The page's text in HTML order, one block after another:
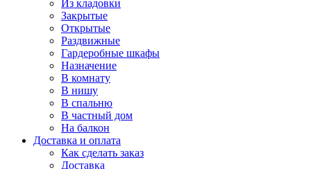
Из кладовки
Закрытые
Открытые
Раздвижные
Гардеробные шкафы
Назначение
В комнату
В нишу
В спальню
В частный дом
На балкон
Доставка и оплата
Как сделать заказ
Доставка